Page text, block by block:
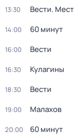
13:30 Вести.
14:00 60 минут
16:00 Вести
16:30 Кулагины
18:30 Вести
19:00 Малахов
20:00 60 минут